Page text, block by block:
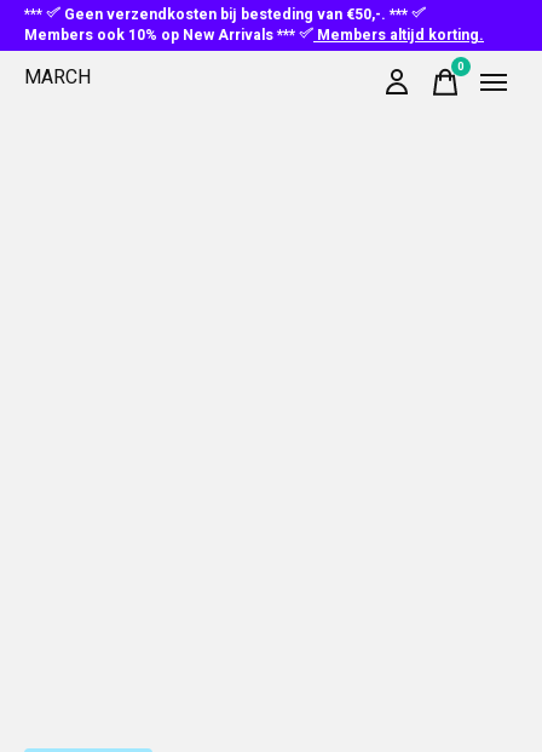
***
Geen verzendkosten bij besteding van €50,-. ***
Members ook 10% op New Arrivals ***
Members altijd korting.
MARCH 0items